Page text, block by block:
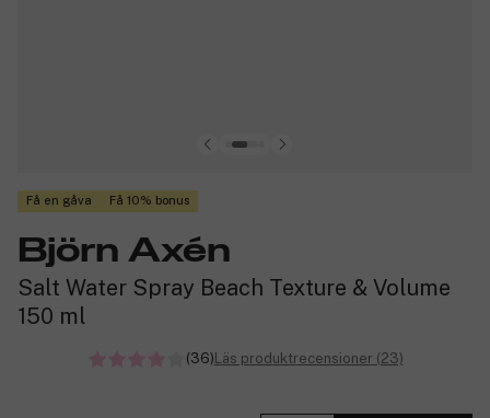
Få en gåva Få 10% bonus
Björn Axén
Salt Water Spray Beach Texture & Volume
150 ml
(36)Läs produktrecensioner (23)